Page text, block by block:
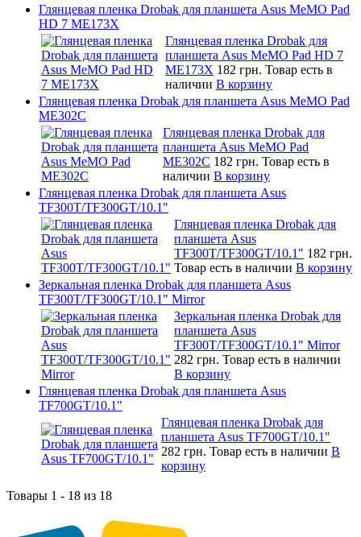
Глянцевая пленка Drobak для планшета Asus MeMO Pad
HD 7 ME173X
Глянцевая пленка Drobak для
планшета Asus MeMO Pad HD 7
ME173X 182 грн. Товар есть в
наличии В корзину
Глянцевая пленка Drobak для планшета Asus MeMO Pad
ME302C
Глянцевая пленка Drobak для
планшета Asus MeMO Pad
ME302C 182 грн. Товар есть в
наличии В корзину
Глянцевая пленка Drobak для планшета Asus
TF300T/TF300GT/10.1"
Глянцевая пленка Drobak для
планшета Asus
TF300T/TF300GT/10.1" 182 грн.
Товар есть в наличии В корзину
Зеркальная пленка Drobak для планшета Asus
TF300T/TF300GT/10.1" Mirror
Зеркальная пленка Drobak для
планшета Asus
TF300T/TF300GT/10.1" Mirror
282 грн. Товар есть в наличии
В корзину
Глянцевая пленка Drobak для планшета Asus
TF700GT/10.1"
Глянцевая пленка Drobak для
планшета Asus TF700GT/10.1"
282 грн. Товар есть в наличии В
корзину
Товары 1 - 18 из 18